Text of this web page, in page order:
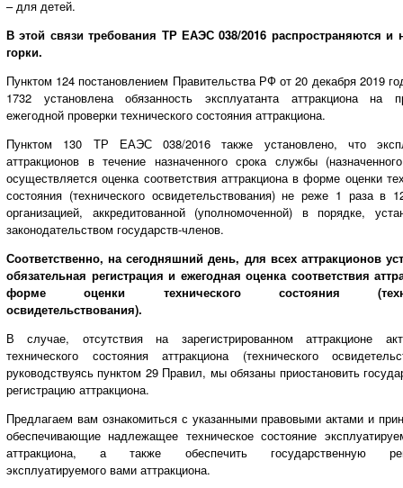
– для детей.
В этой связи требования ТР ЕАЭС 038/2016 распространяются и
горки.
Пунктом 124 постановлением Правительства РФ от 20 декабря
1732 установлена обязанность эксплуатанта аттракциона на
ежегодной проверки технического состояния аттракциона.
Пунктом 130 ТР ЕАЭС 038/2016 также установлено, что
аттракционов в течение назначенного срока службы
осуществляется оценка соответствия аттракциона в форме оценки
состояния (технического освидетельствования) не реже 1 раза в
организацией, аккредитованной (уполномоченной) в порядке,
законодательством государств-членов.
Соответственно, на сегодняшний день, для всех аттракционов
обязательная регистрация и ежегодная оценка соответствия
форме оценки технического состояния
освидетельствования).
В случае, отсутствия на зарегистрированном аттракционе
технического состояния аттракциона (технического
руководствуясь пунктом 29 Правил, мы обязаны приостановить
регистрацию аттракциона.
Предлагаем вам ознакомиться с указанными правовыми актами и
обеспечивающие надлежащее техническое состояние
аттракциона, а также обеспечить государственную
эксплуатируемого вами аттракциона.